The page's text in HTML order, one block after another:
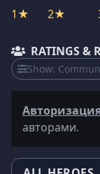
1★ 2★
RATINGS &
Show:
авторами.